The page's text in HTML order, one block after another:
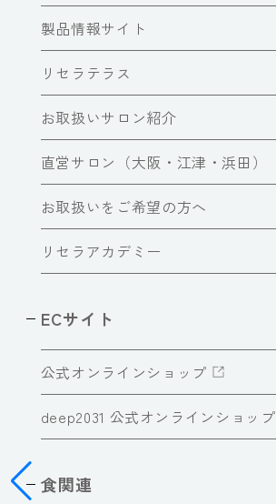
製品情報サイト
リセラテラス
お取扱いサロン紹介
直営サロン（大阪・江津・浜田）
お取扱いをご希望の方へ
リセラアカデミー
ECサイト
公式オンラインショップ
deep2031 公式オンラインショップ
食関連